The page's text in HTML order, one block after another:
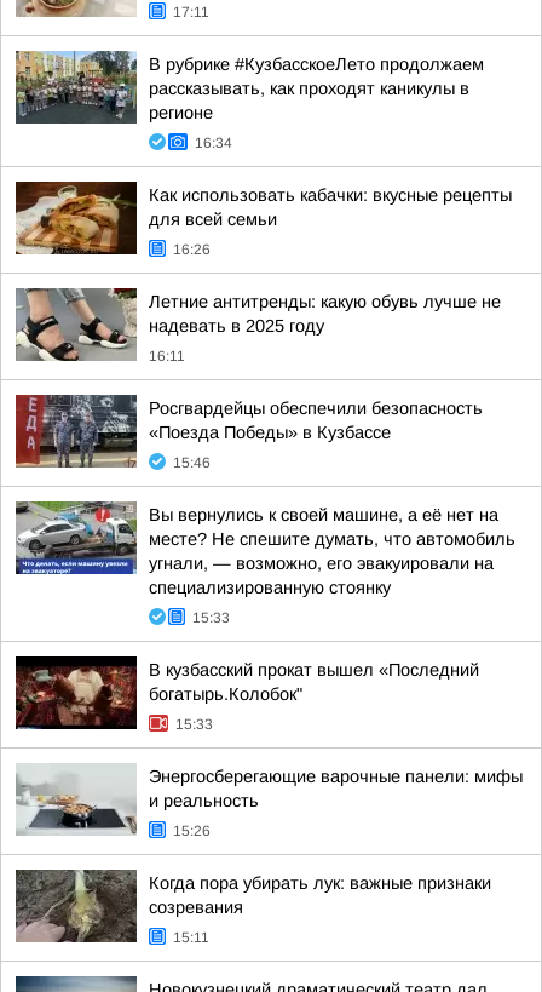
17:11
В рубрике #КузбасскоеЛето продолжаем
рассказывать, как проходят каникулы в
регионе
16:34
Как использовать кабачки: вкусные рецепты
для всей семьи
16:26
Летние антитренды: какую обувь лучше не
надевать в 2025 году
16:11
Росгвардейцы обеспечили безопасность
«Поезда Победы» в Кузбассе
15:46
Вы вернулись к своей машине, а её нет на
месте? Не спешите думать, что автомобиль
угнали, — возможно, его эвакуировали на
специализированную стоянку
15:33
В кузбасский прокат вышел «Последний
богатырь.Колобок"
15:33
Энергосберегающие варочные панели: мифы
и реальность
15:26
Когда пора убирать лук: важные признаки
созревания
15:11